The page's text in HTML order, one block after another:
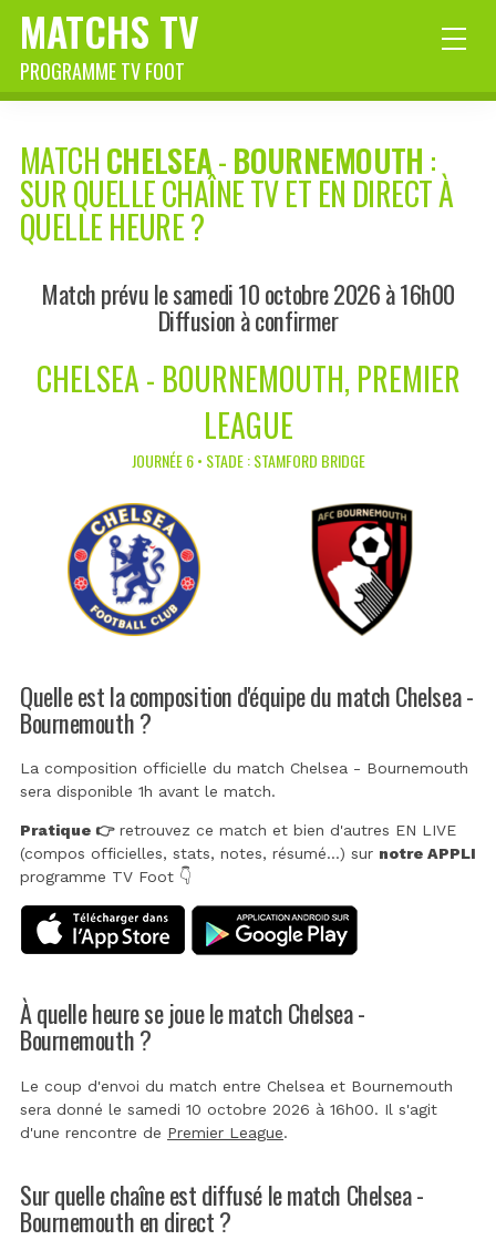
MATCHS TV
PROGRAMME TV FOOT
MATCHCHELSEA-BOURNEMOUTH :
SUR QUELLE CHAÎNE TV ET EN DIRECT À
QUELLE HEURE ?
Match prévu le samedi 10 octobre 2026 à 16h00
Diffusion à confirmer
CHELSEA - BOURNEMOUTH, PREMIER
LEAGUE
JOURNÉE 6 • STADE : STAMFORD BRIDGE
Quelle est la composition d'équipe du match Chelsea -
Bournemouth ?
La composition officielle du match Chelsea - Bournemouth
sera disponible 1h avant le match.
Pratique 👉retrouvez ce match et bien d'autres EN LIVE
(compos officielles, stats, notes, résumé...) sur notre APPLI
programme TV Foot 👇
À quelle heure se joue le match Chelsea -
Bournemouth ?
Le coup d'envoi du match entre Chelsea et Bournemouth
sera donné le samedi 10 octobre 2026 à 16h00. Il s'agit
d'une rencontre de Premier League.
Sur quelle chaîne est diffusé le match Chelsea -
Bournemouth en direct ?